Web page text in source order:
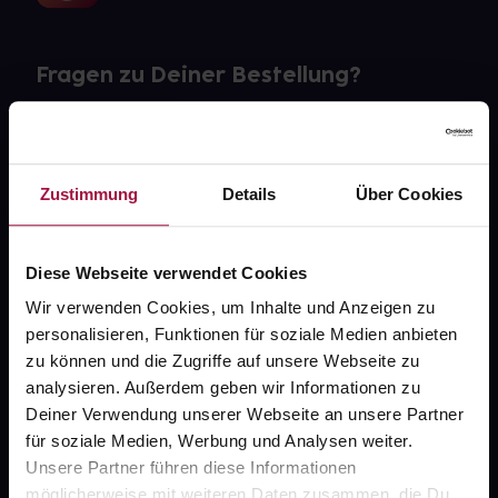
Zustimmung Details Über Cookies
Diese Webseite verwendet Cookies
Wir verwenden Cookies, um Inhalte und Anzeigen zu
personalisieren, Funktionen für soziale Medien anbieten
zu können und die Zugriffe auf unsere Webseite zu
analysieren. Außerdem geben wir Informationen zu
Deiner Verwendung unserer Webseite an unsere Partner
für soziale Medien, Werbung und Analysen weiter.
Unsere Partner führen diese Informationen
Fragen zu Deiner Bestellung?
Über uns
Karriere